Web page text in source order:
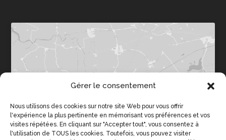
Gérer le consentement
Nous utilisons des cookies sur notre site Web pour vous offrir
l'expérience la plus pertinente en mémorisant vos préférences et vos
visites répétées. En cliquant sur "Accepter tout", vous consentez à
l'utilisation de TOUS les cookies. Toutefois, vous pouvez visiter
Cliquez pour accepter les cookies